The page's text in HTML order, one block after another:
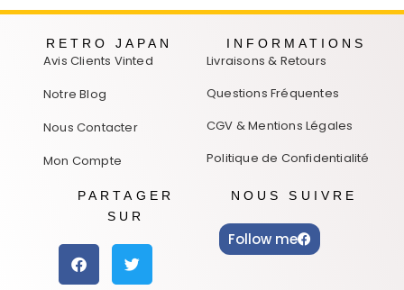
RETRO JAPAN
Avis Clients Vinted
Notre Blog
Nous Contacter
Mon Compte
INFORMATIONS
Livraisons & Retours
Questions Fréquentes
CGV & Mentions Légales
Politique de Confidentialité
PARTAGER
SUR
NOUS SUIVRE
Follow me